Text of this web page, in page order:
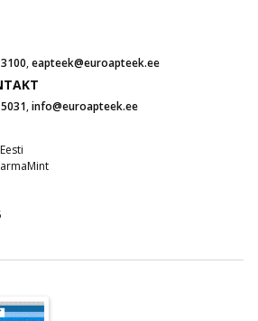
,eapteek@euroapteek.ee
,info@euroapteek.ee